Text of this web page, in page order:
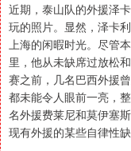
近期，泰山队的外援泽
玩的照片。显然，泽卡
上海的闲暇时光。尽管
里，他从未缺席过放松
赛之前，几名巴西外援
都未能令人眼前一亮，
名外援费莱尼和莫伊塞
现有外援的某些自律性缺